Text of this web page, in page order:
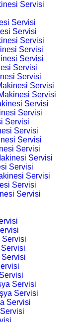
Servisi
Servisi
Servisi
Servisi
Servisi
Servisi
Servisi
Servisi
Servisi
Servisi
Servisi
Servisi
Servisi
Servisi
Servisi
Servisi
Servisi
Servisi
Servisi
Servisi
Servisi
Servisi
Servisi
Servisi
Servisi